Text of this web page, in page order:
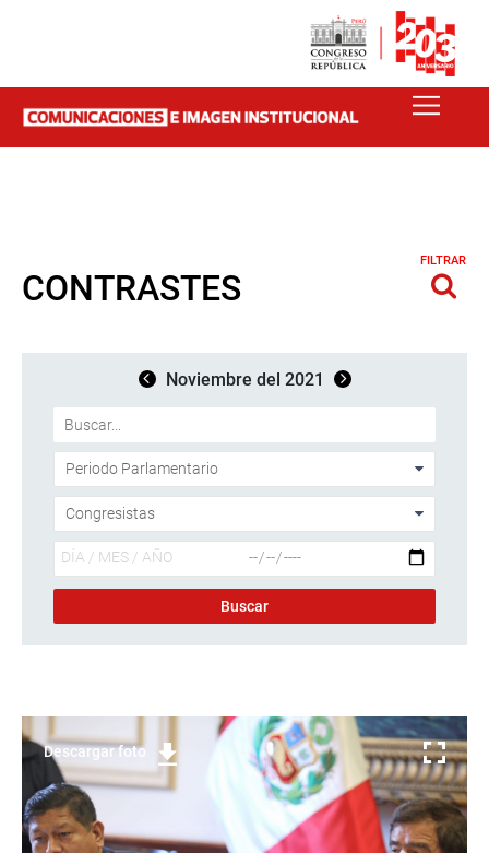
CONTRASTES
FILTRAR
Noviembre del 2021
Descargar foto